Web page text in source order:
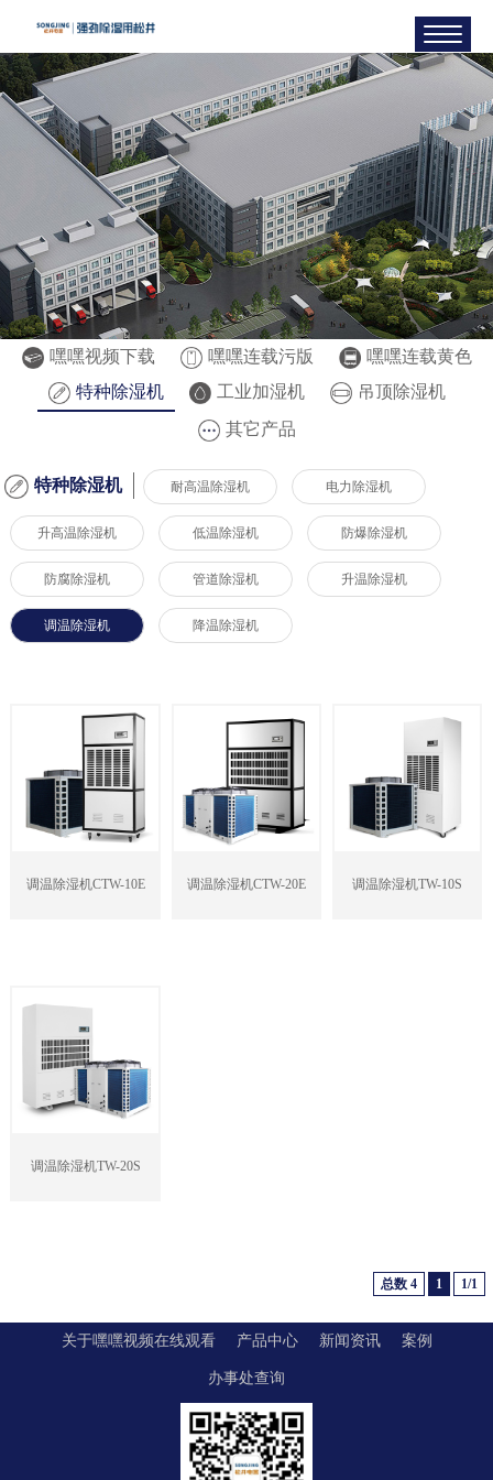
嘿嘿视频下载 嘿嘿连载污版
嘿嘿连载黄色
特种除湿机
工业加湿机
吊顶除湿机
其它产品
特种除湿机 耐高温除湿机 电力除湿机
升高温除湿机 低温除湿机 防爆除湿机
防腐除湿机 管道除湿机 升温除湿机
调温除湿机 降温除湿机
调温除湿机CTW-10E 调温除湿机CTW-20E 调温除湿机TW-10S
调温除湿机TW-20S
总数 4 1 1/1
关于嘿嘿视频在线观看 产品中心 新闻资讯 案例
办事处查询